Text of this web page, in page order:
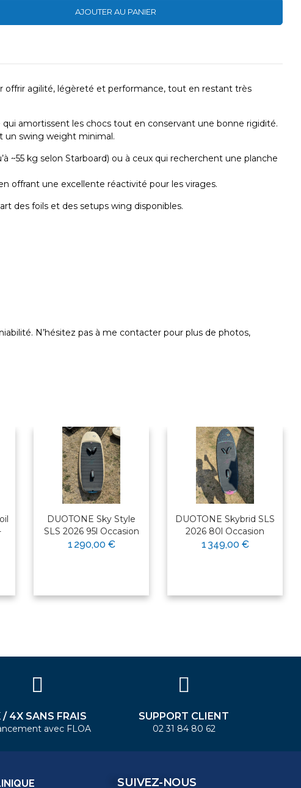
AJOUTER AU PANIER
offrir agilité, légèreté et performance, tout en restant très
amortissent les chocs tout en conservant une bonne rigidité.
un swing weight minimal.
~55 kg selon Starboard) ou à ceux qui recherchent une planche
offrant une excellente réactivité pour les virages.
des foils et des setups wing disponibles.
N’hésitez pas à me contacter pour plus de photos,
DUOTONE Sky Style
SLS 2026 95l Occasion
1 290,00 €
DUOTONE Skybrid SLS
2026 80l Occasion
1 349,00 €
/ 4X SANS FRAIS
avec FLOA
SUPPORT CLIENT
02 31 84 80 62
SUIVEZ-NOUS